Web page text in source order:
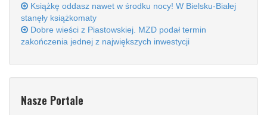
Książkę oddasz nawet w środku nocy! W Bielsku-Białej
stanęły książkomaty
Dobre wieści z Piastowskiej. MZD podał termin
zakończenia jednej z największych inwestycji
Nasze Portale